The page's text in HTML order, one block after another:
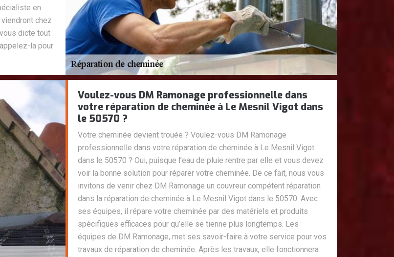
en
chez
dicte tout
la pour
Voulez-vous DM Ramonage professionnelle dans
votre réparation de cheminée à Le Mesnil Vigot dans
le 50570 ?
Votre cheminée devient trouée ? Voulez-vous DM Ramonage
professionnelle dans votre réparation de cheminée à Le Mesnil Vigot
dans le 50570 ? Oui, puisque l’eau de pluie rentre par elle et vous devez
voir la bonne solution pour réparer votre cheminée. De ce fait, nous vous
invitons de venir chez DM Ramonage un couvreur compétent réparation
dans la réparation de cheminée à Le Mesnil Vigot dans le 50570. Avec
ses équipes, il répare votre cheminée par des matériels et produits
spécifiques efficaces pour qu’elle se tienne plus longtemps. Les
équipes de DM Ramonage, met ses savoir-faire à votre service pour vos
travaux de réparation de cheminée. Après les travaux, elle fonctionnera